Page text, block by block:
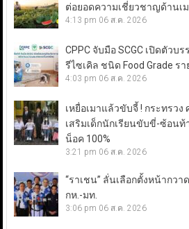
ต่อยอดความเชี่ยวชาญด้านเ
4:13 pm 06 ส.ค. 2026
CPPC จับมือ SCGC เปิดตัว
รีไซเคิล ชนิด Food Grade ร
4:03 pm 06 ส.ค. 2026
เหยื่อเมาแล้วขับจี้ ! กระทรว
เสริมเด็กนักเรียนขับขี่-ซ้อน
น็อค 100%
3:21 pm 06 ส.ค. 2026
“ราเชน” ลั่นเลือกตั้งหน้ากวา
กห.-มท.
3:06 pm 06 ส.ค. 2026